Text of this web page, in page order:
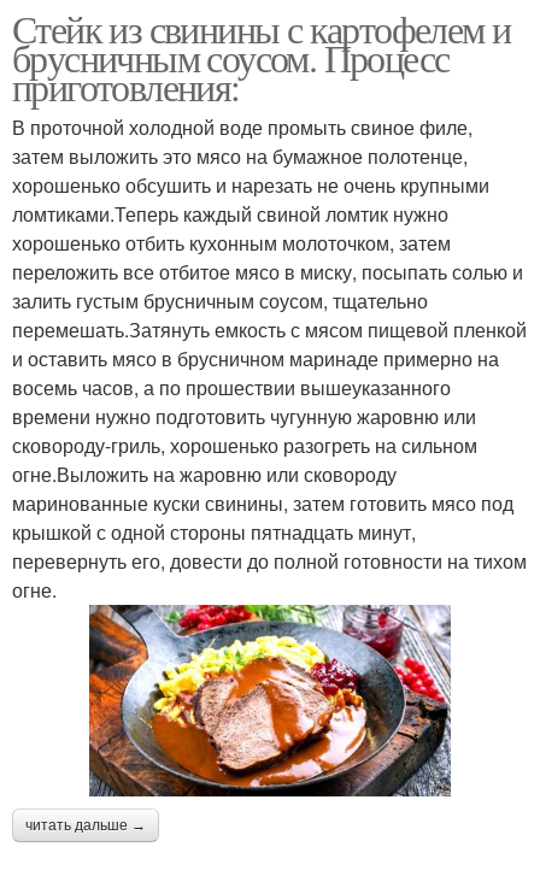
Стейк из свинины с картофелем и
брусничным соусом. Процесс
приготовления:
В проточной холодной воде промыть свиное филе,
затем выложить это мясо на бумажное полотенце,
хорошенько обсушить и нарезать не очень крупными
ломтиками.Теперь каждый свиной ломтик нужно
хорошенько отбить кухонным молоточком, затем
переложить все отбитое мясо в миску, посыпать солью и
залить густым брусничным соусом, тщательно
перемешать.Затянуть емкость с мясом пищевой пленкой
и оставить мясо в брусничном маринаде примерно на
восемь часов, а по прошествии вышеуказанного
времени нужно подготовить чугунную жаровню или
сковороду-гриль, хорошенько разогреть на сильном
огне.Выложить на жаровню или сковороду
маринованные куски свинины, затем готовить мясо под
крышкой с одной стороны пятнадцать минут,
перевернуть его, довести до полной готовности на тихом
огне.
читать дальше →